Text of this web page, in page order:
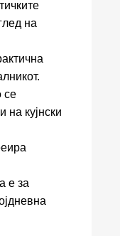
на
се
на кујнски
е за